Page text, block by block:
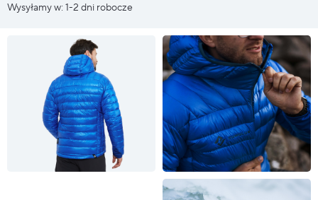
Wysyłamy w: 1-2 dni robocze